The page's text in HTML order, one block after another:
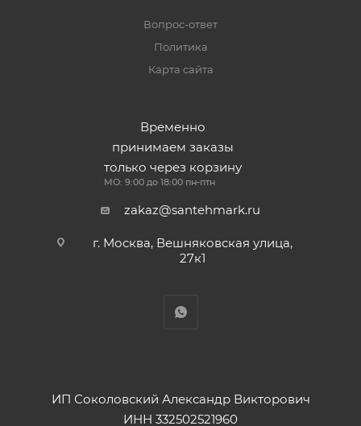
Вопрос-ответ
Политика
Карта сайта
Временно
принимаем заказы
только через корзину
МО: 9:00 до 18:00 пн-птн
zakaz@santehmark.ru
г. Москва, Вешняковская улица,
27к1
ИП Соколовский Александр Викторович
ИНН 332502521960